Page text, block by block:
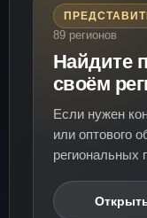
89 регионов
Найдите
своём
Если нужен
или оптового
региональных